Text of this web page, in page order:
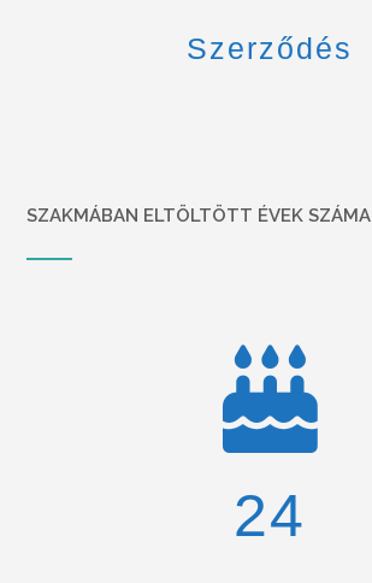
Szerződés
SZAKMÁBAN ELTÖLTÖTT ÉVEK SZÁMA
26